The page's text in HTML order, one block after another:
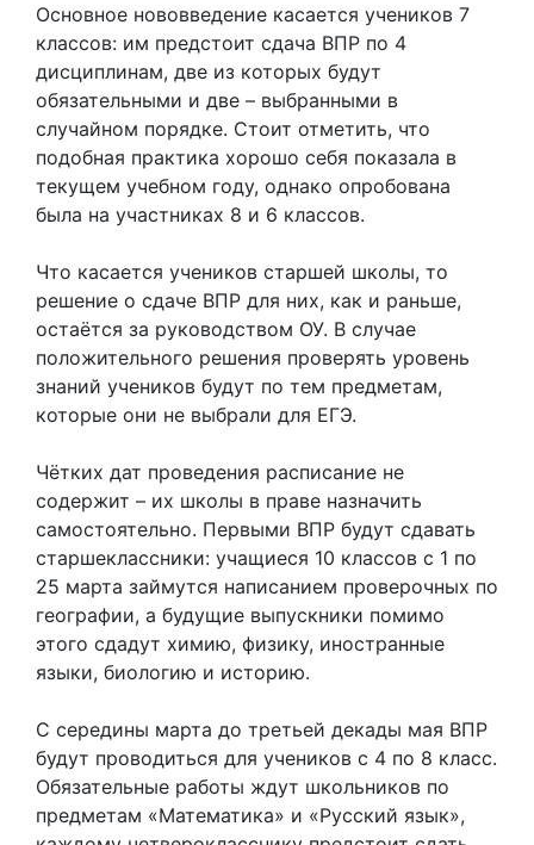
Основное нововведение касается учеников 7
классов: им предстоит сдача ВПР по 4
дисциплинам, две из которых будут
обязательными и две – выбранными в
случайном порядке. Стоит отметить, что
подобная практика хорошо себя показала в
текущем учебном году, однако опробована
была на участниках 8 и 6 классов.
Что касается учеников старшей школы, то
решение о сдаче ВПР для них, как и раньше,
остаётся за руководством ОУ. В случае
положительного решения проверять уровень
знаний учеников будут по тем предметам,
которые они не выбрали для ЕГЭ.
Чётких дат проведения расписание не
содержит – их школы в праве назначить
самостоятельно. Первыми ВПР будут сдавать
старшеклассники: учащиеся 10 классов с 1 по
25 марта займутся написанием проверочных по
географии, а будущие выпускники помимо
этого сдадут химию, физику, иностранные
языки, биологию и историю.
С середины марта до третьей декады мая ВПР
будут проводиться для учеников с 4 по 8 класс.
Обязательные работы ждут школьников по
предметам «Математика» и «Русский язык»,